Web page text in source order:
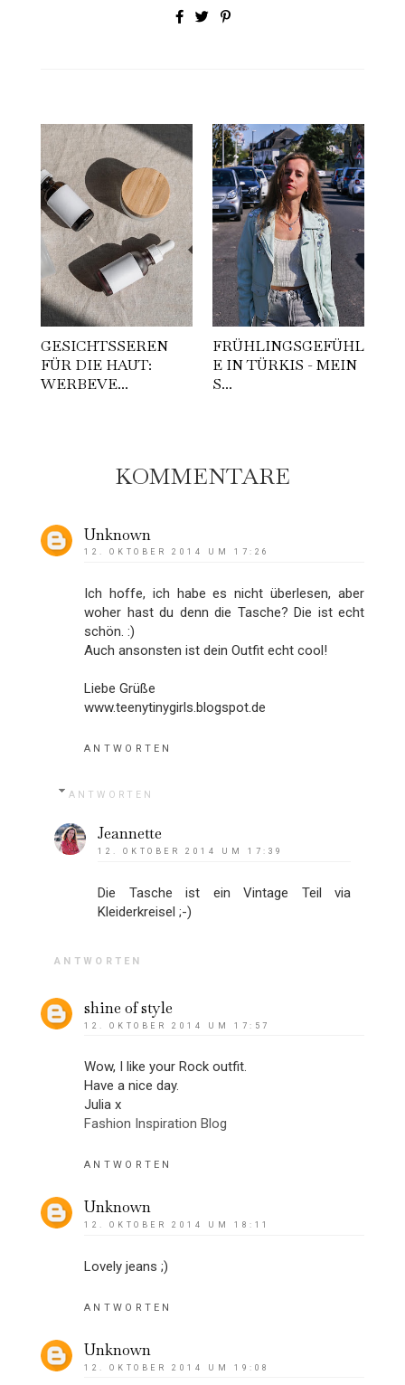
GESICHTSSEREN
FÜR DIE HAUT:
WERBEVE...
FRÜHLINGSGEFÜHL
E IN TÜRKIS - MEIN
S...
KOMMENTARE
Unknown
12. OKTOBER 2014 UM 17:26
Ich hoffe, ich habe es nicht überlesen, aber
woher hast du denn die Tasche? Die ist echt
schön. :)
Auch ansonsten ist dein Outfit echt cool!
Liebe Grüße
www.teenytinygirls.blogspot.de
ANTWORTEN
ANTWORTEN
Jeannette
12. OKTOBER 2014 UM 17:39
Die Tasche ist ein Vintage Teil via
Kleiderkreisel ;-)
ANTWORTEN
shine of style
12. OKTOBER 2014 UM 17:57
Wow, I like your Rock outfit.
Have a nice day.
Julia x
Fashion Inspiration Blog
ANTWORTEN
Unknown
12. OKTOBER 2014 UM 18:11
Lovely jeans ;)
ANTWORTEN
Unknown
12. OKTOBER 2014 UM 19:08